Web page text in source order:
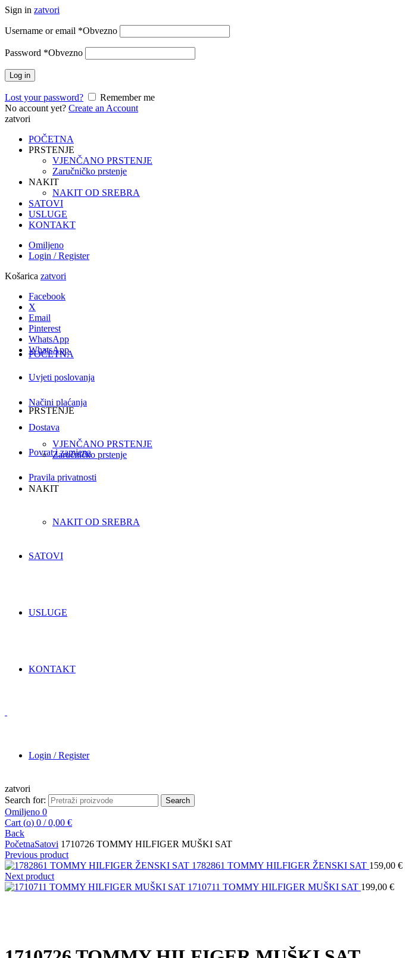
Sign in zatvori
Username or email *Obvezno
Password *Obvezno
Log in
Lost your password?
Remember me
No account yet? Create an Account
zatvori
POČETNA
PRSTENJE
VJENČANO PRSTENJE
Zaručničko prstenje
NAKIT
NAKIT OD SREBRA
SATOVI
USLUGE
KONTAKT
Omiljeno
Login / Register
Košarica zatvori
Facebook
X
Email
Pinterest
WhatsApp
WhatsApp
Uvjeti poslovanja
Načini plaćanja
Dostava
Povrat i zamjena
Pravila privatnosti
POČETNA
PRSTENJE
VJENČANO PRSTENJE
Zaručničko prstenje
NAKIT
NAKIT OD SREBRA
SATOVI
USLUGE
KONTAKT
Login / Register
zatvori
Search for:
Search
Omiljeno 0
Cart (o) 0 / 0,00 €
Back
PočetnaSatovi 1710726 TOMMY HILFIGER MUŠKI SAT
Previous product
1782861 TOMMY HILFIGER ŽENSKI SAT 159,00 €
Next product
1710711 TOMMY HILFIGER MUŠKI SAT 199,00 €